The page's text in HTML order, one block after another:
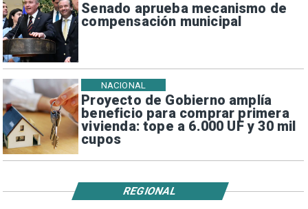
Senado aprueba mecanismo de
compensación municipal
Proyecto de Gobierno amplía
beneficio para comprar primera
vivienda: tope a 6.000 UF y 30 mil
cupos
NACIONAL
REGIONAL